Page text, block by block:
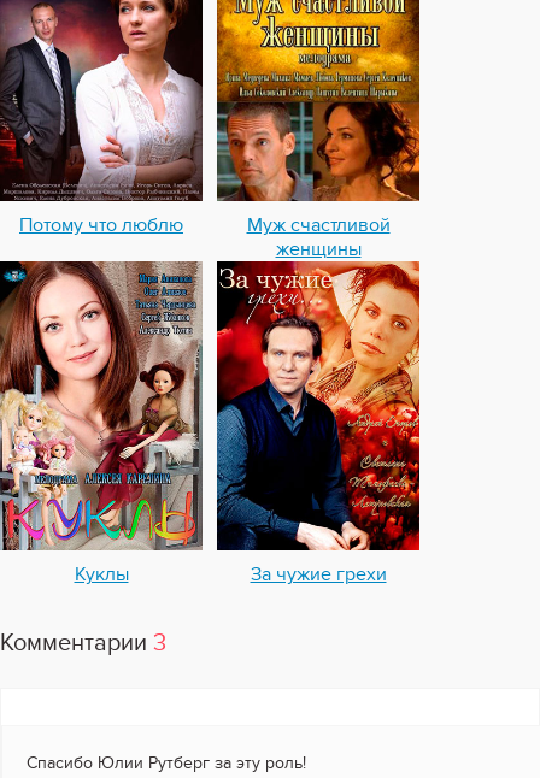
Потому что люблю
Муж счастливой
женщины
Куклы За чужие грехи
Комментарии 3
Спасибо Юлии Рутберг за эту роль!